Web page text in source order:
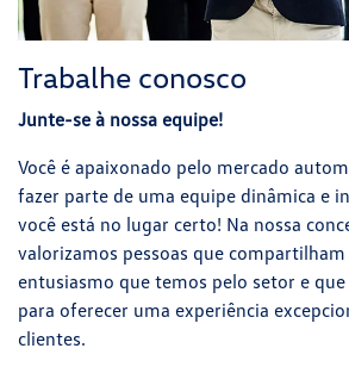
Trabalhe conosco
Junte-se à nossa equipe!
Você é apaixonado pelo mercado
fazer parte de uma equipe dinâmica e
você está no lugar certo! Na nossa
valorizamos pessoas que
entusiasmo que temos pelo setor e
para oferecer uma experiência
clientes.